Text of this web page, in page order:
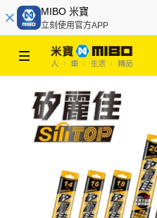
MIBO 米寶
立刻使用官方APP